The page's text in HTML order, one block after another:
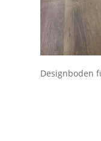
Designboden